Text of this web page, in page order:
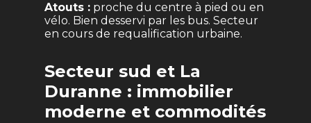
Atouts : proche du centre à pied ou en
vélo. Bien desservi par les bus. Secteur
en cours de requalification urbaine.
Secteur sud et La
Duranne : immobilier
moderne et commodités